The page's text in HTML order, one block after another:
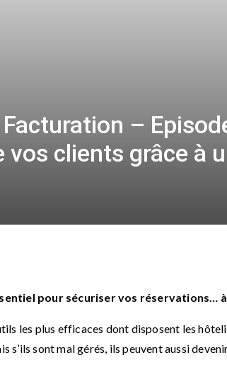
–
vos clients grâce à
pour sécuriser vos réservations…
les plus efficaces dont disposent les
s’ils sont mal gérés, ils peuvent aussi